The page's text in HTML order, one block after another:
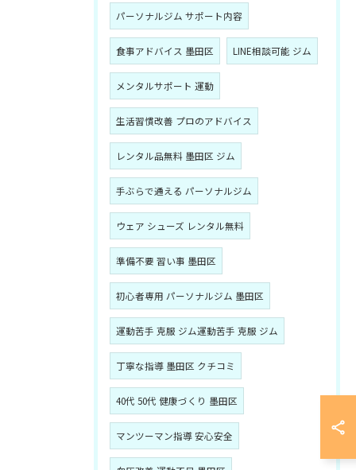
パーソナルジム サポート内容
食事アドバイス 墨田区 LINE相談可能 ジム
メンタルサポート 運動
生活習慣改善 プロのアドバイス
レンタル品無料 墨田区 ジム
手ぶらで通える パーソナルジム
ウェア シューズ レンタル無料
準備不要 習い事 墨田区
初心者専用 パーソナルジム 墨田区
運動苦手 克服 ジム運動苦手 克服 ジム
丁寧な指導 墨田区 クチコミ
40代 50代 健康づくり 墨田区
マンツーマン指導 安心安全